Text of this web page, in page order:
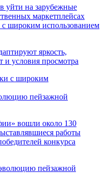
с широким использованием
яркость,
и условия просмотра
пейзажной
вошли около 130
работы
конкурса